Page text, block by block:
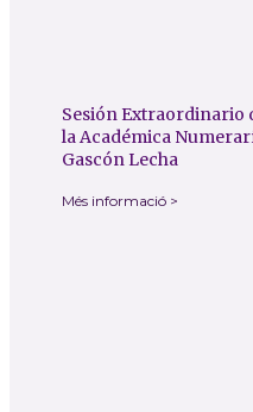
Sesión Extraordinario
la Académica
Gascón Lecha
Més informació >